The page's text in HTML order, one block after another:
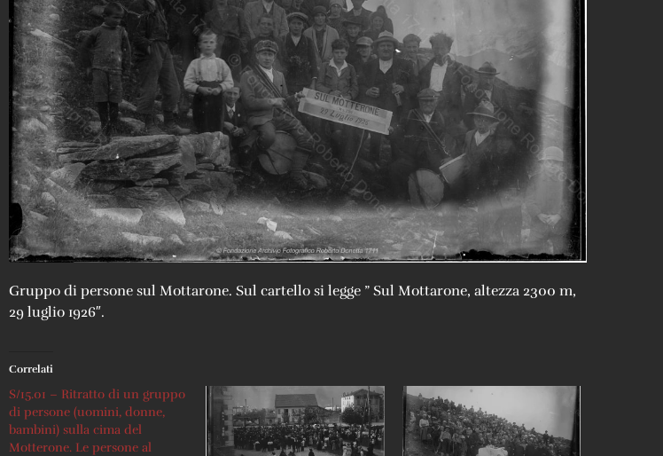
Gruppo di persone sul Mottarone. Sul cartello si legge ” Sul Mottarone, altezza 2300 m,
29 luglio 1926″.
Correlati
S/15.01 – Ritratto di un gruppo
di persone (uomini, donne,
bambini) sulla cima del
Motterone. Le persone al